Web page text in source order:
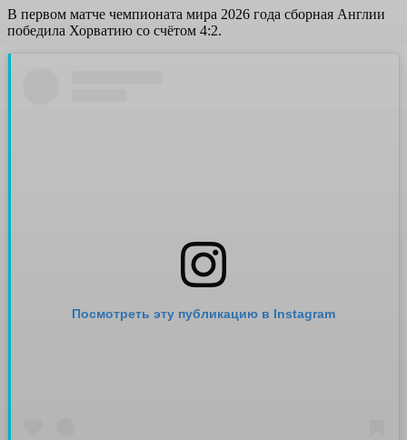
В первом матче чемпионата мира 2026 года сборная Англии
победила Хорватию со счётом 4:2.
Посмотреть эту публикацию в Instagram